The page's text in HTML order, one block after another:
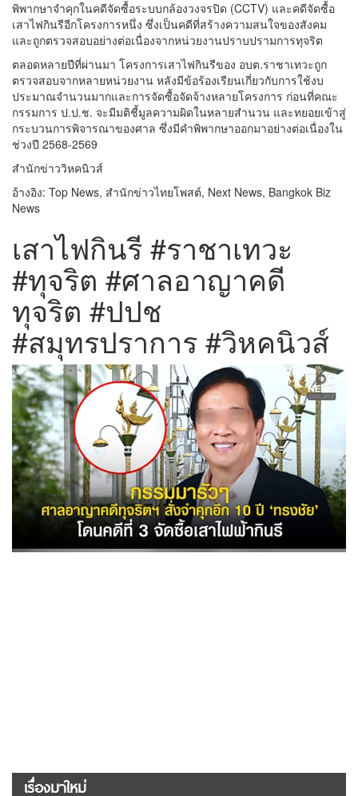
พิพากษาจำคุกในคดีจัดซื้อระบบกล้องวงจรปิด (CCTV) และคดีจัดซื้อ
เสาไฟกินรีอีกโครงการหนึ่ง ซึ่งเป็นคดีที่สร้างความสนใจของสังคม
และถูกตรวจสอบอย่างต่อเนื่องจากหน่วยงานปราบปรามการทุจริต
ตลอดหลายปีที่ผ่านมา โครงการเสาไฟกินรีของ อบต.ราชาเทวะถูก
ตรวจสอบจากหลายหน่วยงาน หลังมีข้อร้องเรียนเกี่ยวกับการใช้งบ
ประมาณจำนวนมากและการจัดซื้อจัดจ้างหลายโครงการ ก่อนที่คณะ
กรรมการ ป.ป.ช. จะมีมติชี้มูลความผิดในหลายสำนวน และทยอยเข้าสู่
กระบวนการพิจารณาของศาล ซึ่งมีคำพิพากษาออกมาอย่างต่อเนื่องใน
ช่วงปี 2568-2569
สำนักข่าววิหคนิวส์
อ้างอิง: Top News, สำนักข่าวไทยโพสต์, Next News, Bangkok Biz
News
เสาไฟกินรี #ราชาเทวะ
#ทุจริต #ศาลอาญาคดี
ทุจริต #ปปช
#สมุทรปราการ #วิหคนิวส์
เรื่องมาใหม่